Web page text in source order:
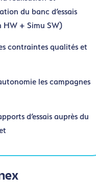
du banc d’essais
+ Simu SW)
contraintes qualités et
les campagnes
d’essais auprès du